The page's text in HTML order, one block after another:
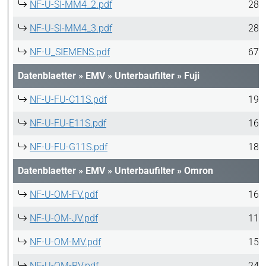
NF-U-SI-MM4_2.pdf
NF-U-SI-MM4_3.pdf
NF-U_SIEMENS.pdf
Datenblaetter » EMV » Unterbaufilter » Fuji
NF-U-FU-C11S.pdf
NF-U-FU-E11S.pdf
NF-U-FU-G11S.pdf
Datenblaetter » EMV » Unterbaufilter » Omron
NF-U-OM-FV.pdf
NF-U-OM-JV.pdf
NF-U-OM-MV.pdf